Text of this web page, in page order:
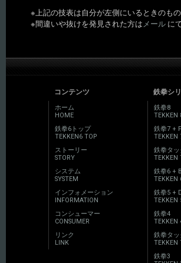
※上記の技表は自分が左側にいるときのもの
※間違いや抜けを発見された方は メール に
コンテンツ
ホーム
HOME
鉄拳6トップ
TEKKEN6 TOP
ストーリー
STORY
システム
SYSTEM
インフォメーション
INFORMATION
コンシューマー
CONSUMER
リンク
LINK
鉄拳シ
鉄拳8
TEKKEN
鉄拳7 +
TEKKEN
鉄拳タ
TEKKEN
鉄拳6 +
TEKKEN
鉄拳5 +
TEKKEN
鉄拳4
TEKKEN
鉄拳タ
TEKKEN
鉄拳3